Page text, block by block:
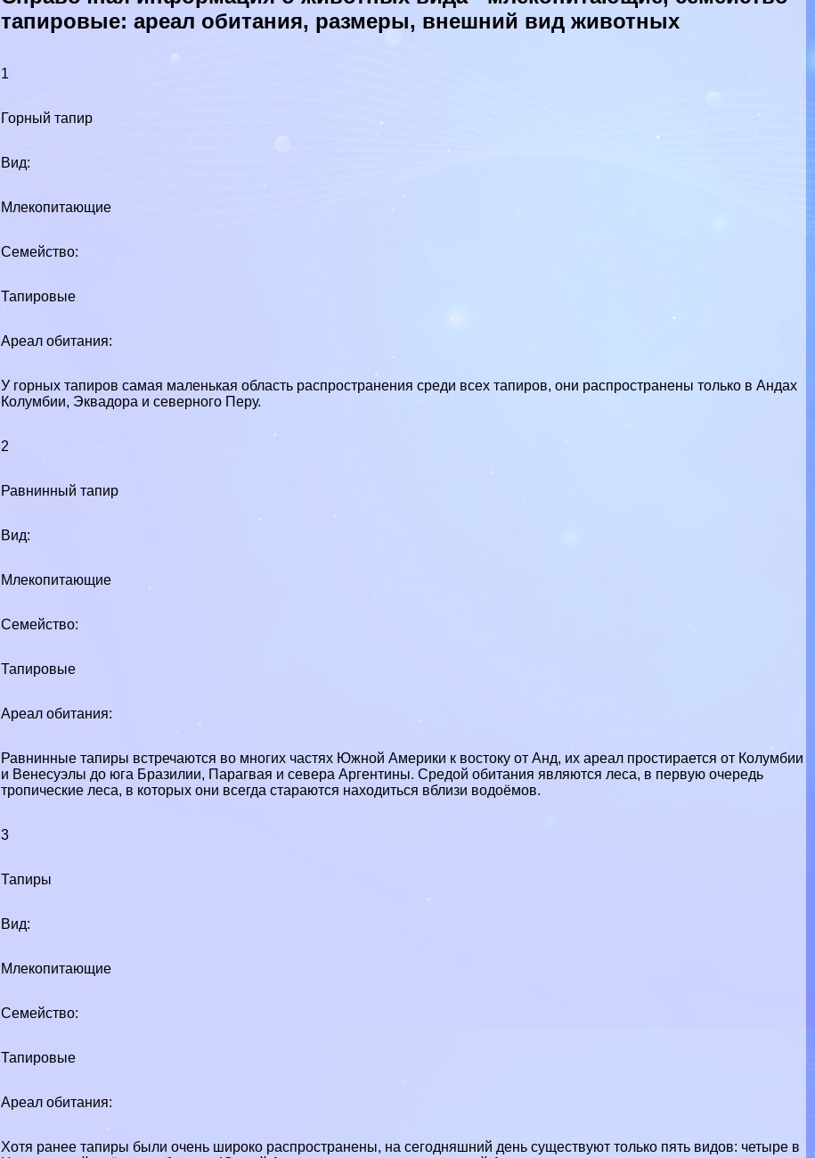
тапировые: ареал обитания, размеры, внешний вид животных
1
Горный тапир
Вид:
Млекопитающие
Семейство:
Тапировые
Ареал обитания:
У горных тапиров самая маленькая область распространения среди всех тапиров, они распространены только в Андах
Колумбии, Эквадора и северного Перу.
2
Равнинный тапир
Вид:
Млекопитающие
Семейство:
Тапировые
Ареал обитания:
Равнинные тапиры встречаются во многих частях Южной Америки к востоку от Анд, их ареал простирается от Колумбии
и Венесуэлы до юга Бразилии, Парагвая и севера Аргентины. Средой обитания являются леса, в первую очередь
тропические леса, в которых они всегда стараются находиться вблизи водоёмов.
3
Тапиры
Вид:
Млекопитающие
Семейство:
Тапировые
Ареал обитания:
Хотя ранее тапиры были очень широко распространены, на сегодняшний день существуют только пять видов: четыре в